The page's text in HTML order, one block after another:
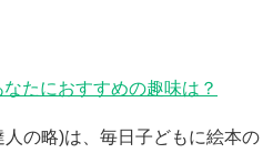
たにおすすめの趣味は？
の略)は、毎日子どもに絵本の